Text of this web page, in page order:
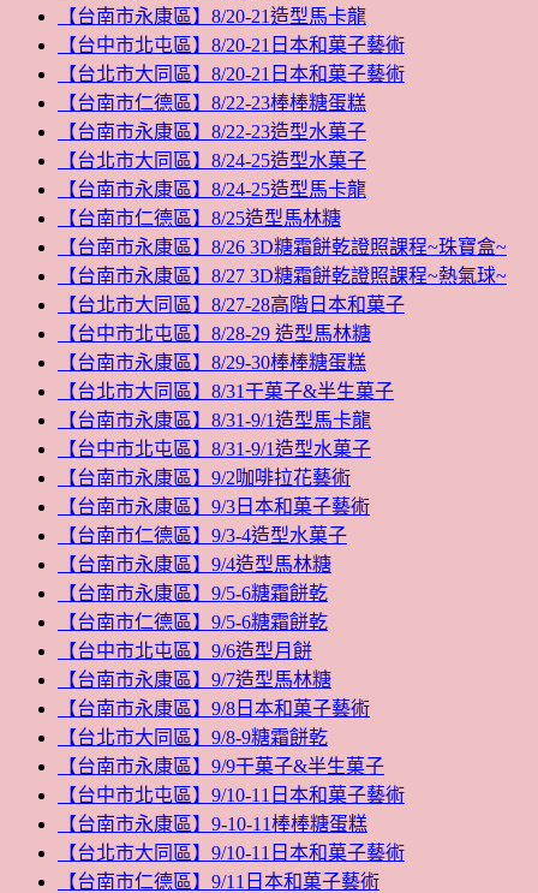
【台南市永康區】8/20-21造型馬卡龍
【台中市北屯區】8/20-21日本和菓子藝術
【台北市大同區】8/20-21日本和菓子藝術
【台南市仁德區】8/22-23棒棒糖蛋糕
【台南市永康區】8/22-23造型水菓子
【台北市大同區】8/24-25造型水菓子
【台南市永康區】8/24-25造型馬卡龍
【台南市仁德區】8/25造型馬林糖
【台南市永康區】8/26 3D糖霜餅乾證照課程~珠寶盒~
【台南市永康區】8/27 3D糖霜餅乾證照課程~熱氣球~
【台北市大同區】8/27-28高階日本和菓子
【台中市北屯區】8/28-29 造型馬林糖
【台南市永康區】8/29-30棒棒糖蛋糕
【台北市大同區】8/31干菓子&半生菓子
【台南市永康區】8/31-9/1造型馬卡龍
【台中市北屯區】8/31-9/1造型水菓子
【台南市永康區】9/2咖啡拉花藝術
【台南市永康區】9/3日本和菓子藝術
【台南市仁德區】9/3-4造型水菓子
【台南市永康區】9/4造型馬林糖
【台南市永康區】9/5-6糖霜餅乾
【台南市仁德區】9/5-6糖霜餅乾
【台中市北屯區】9/6造型月餅
【台南市永康區】9/7造型馬林糖
【台南市永康區】9/8日本和菓子藝術
【台北市大同區】9/8-9糖霜餅乾
【台南市永康區】9/9干菓子&半生菓子
【台中市北屯區】9/10-11日本和菓子藝術
【台南市永康區】9-10-11棒棒糖蛋糕
【台北市大同區】9/10-11日本和菓子藝術
【台南市仁德區】9/11日本和菓子藝術